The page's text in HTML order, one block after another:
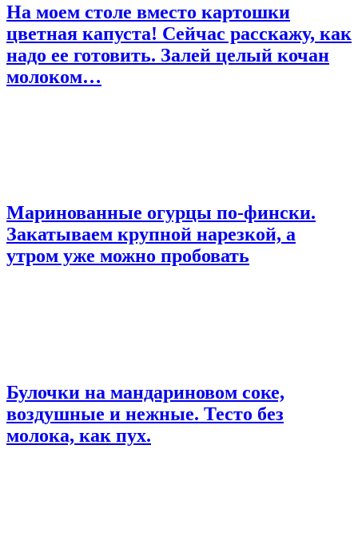
На моем столе вместо картошки
цветная капуста! Сейчас расскажу, как
надо ее готовить. Залей целый кочан
молоком…
Маринованные огурцы по-фински.
Закатываем крупной нарезкой, а
утром уже можно пробовать
Булочки на мандариновом соке,
воздушные и нежные. Тесто без
молока, как пух.